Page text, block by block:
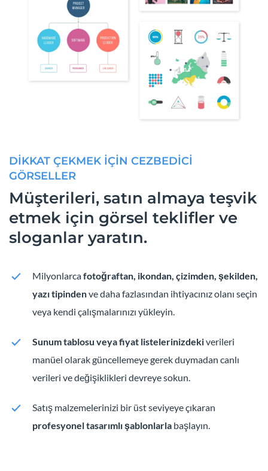
DİKKAT ÇEKMEK İÇİN CEZBEDİCİ
GÖRSELLER
Müşterileri, satın almaya teşvik
etmek için görsel teklifler ve
sloganlar yaratın.
Milyonlarcafotoğraftan, ikondan, çizimden, şekilden,
yazı tipindenve daha fazlasından ihtiyacınız olanı seçin
veya kendi çalışmalarınızı yükleyin.
Sunum tablosu veya fiyat listelerinizdekiverileri
manüel olarak güncellemeye gerek duymadan canlı
verileri ve değişiklikleri devreye sokun.
Satış malzemelerinizi bir üst seviyeye çıkaran
profesyonel tasarımlı şablonlarla başlayın.